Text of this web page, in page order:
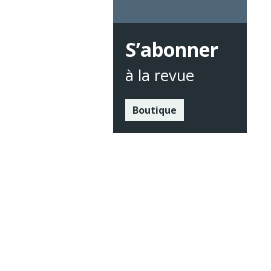
S’abonner
à la revue
Boutique